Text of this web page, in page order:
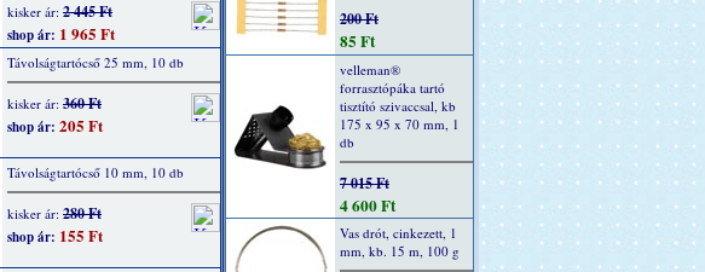
kisker ár: 2 445 Ft
shop ár: 1 965 Ft
Távolságtartócső 25 mm, 10 db
kisker ár: 360 Ft
shop ár: 205 Ft
Távolságtartócső 10 mm, 10 db
kisker ár: 280 Ft
shop ár: 155 Ft
200 Ft
85 Ft
velleman®
forrasztópáka tartó
tisztító szivaccsal, kb
175 x 95 x 70 mm, 1
db
7 015 Ft
4 600 Ft
Vas drót, cinkezett, 1
mm, kb. 15 m, 100 g